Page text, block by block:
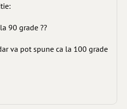
90 grade ??
va pot spune ca la 100 grade